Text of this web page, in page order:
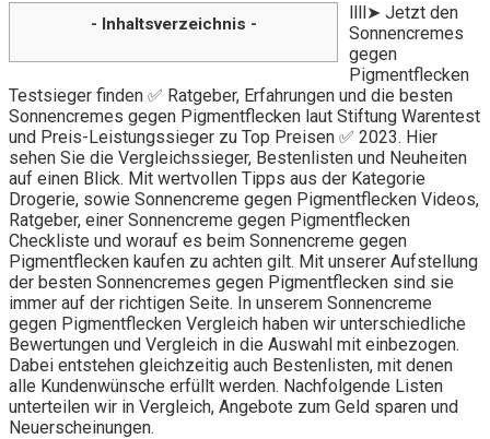
- Inhaltsverzeichnis -
llll➤ Jetzt den
Sonnencremes
gegen
Pigmentflecken
Testsieger finden ✅ Ratgeber, Erfahrungen und die besten
Sonnencremes gegen Pigmentflecken laut Stiftung Warentest
und Preis-Leistungssieger zu Top Preisen ✅ 2023. Hier
sehen Sie die Vergleichssieger, Bestenlisten und Neuheiten
auf einen Blick. Mit wertvollen Tipps aus der Kategorie
Drogerie, sowie Sonnencreme gegen Pigmentflecken Videos,
Ratgeber, einer Sonnencreme gegen Pigmentflecken
Checkliste und worauf es beim Sonnencreme gegen
Pigmentflecken kaufen zu achten gilt. Mit unserer Aufstellung
der besten Sonnencremes gegen Pigmentflecken sind sie
immer auf der richtigen Seite. In unserem Sonnencreme
gegen Pigmentflecken Vergleich haben wir unterschiedliche
Bewertungen und Vergleich in die Auswahl mit einbezogen.
Dabei entstehen gleichzeitig auch Bestenlisten, mit denen
alle Kundenwünsche erfüllt werden. Nachfolgende Listen
unterteilen wir in Vergleich, Angebote zum Geld sparen und
Neuerscheinungen.